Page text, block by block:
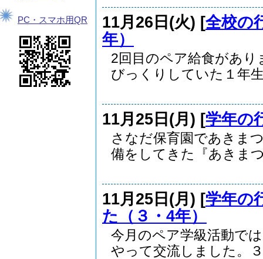
PC・スマホ用QR 11月26日(火) [全校の
年）
2回目のペア給食があ
びっくりしていた１年
11月25日(月) [学年の
さなだ保育園であきま
備をしてきた『あきま
11月25日(月) [学年の
た（３・4年）
今月のペア学級活動で
やって交流しました。